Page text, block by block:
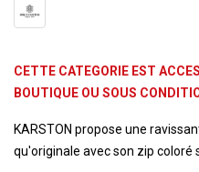
CETTE CATEGORIE EST
BOUTIQUE OU SOUS
KARSTON propose une
qu'originale avec son zip coloré